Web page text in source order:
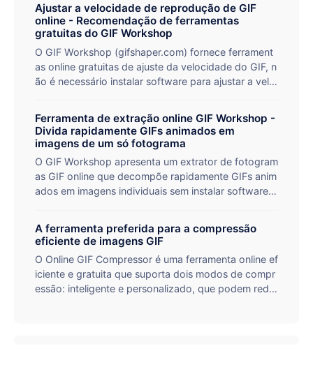
Ajustar a velocidade de reprodução de GIF
online - Recomendação de ferramentas
gratuitas do GIF Workshop
O GIF Workshop (gifshaper.com) fornece ferrament
as online gratuitas de ajuste da velocidade do GIF, n
ão é necessário instalar software para ajustar a velo
mas por segundo, recomendações profissionais par
a as redes sociais, apresentações pedagógicas e ou
Ferramenta de extração online GIF Workshop -
Divida rapidamente GIFs animados em
imagens de um só fotograma
O GIF Workshop apresenta um extrator de fotogram
as GIF online que decompõe rapidamente GIFs anim
ados em imagens individuais sem instalar software,
erramenta ideal para designers, criadores de conteú
dos e educadores.
A ferramenta preferida para a compressão
eficiente de imagens GIF
O Online GIF Compressor é uma ferramenta online ef
iciente e gratuita que suporta dois modos de compr
essão: inteligente e personalizado, que podem redu